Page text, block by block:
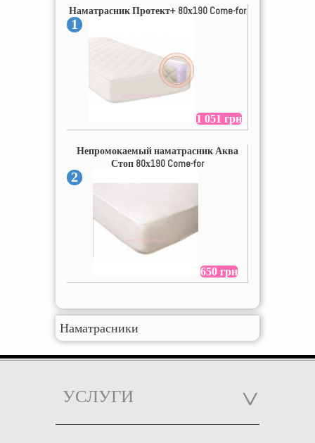
Наматрасник Протект+ 80х190 Come-for
1
1 051 грн
Непромокаемый наматрасник Аква
Стоп 80х190 Come-for
2
650 грн
Наматрасники
УСЛУГИ